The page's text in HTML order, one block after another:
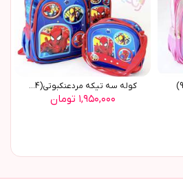
کوله سه تيکه مردعنکبوتي(9264)
۱,۹۵۰,۰۰۰ تومان